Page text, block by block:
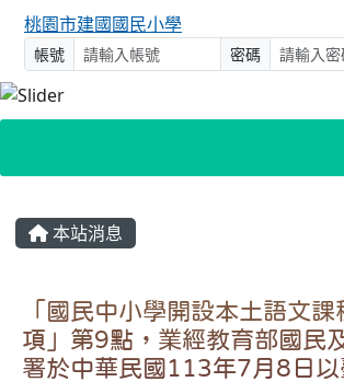
桃園市建國國民小學
帳號 密碼
主內容區域
本站消息
「國民中小學開設本土語文
項」第9點，業經教育部國民
署於中華民國113年7月8日以